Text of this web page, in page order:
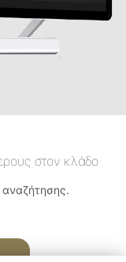
στον κλάδο